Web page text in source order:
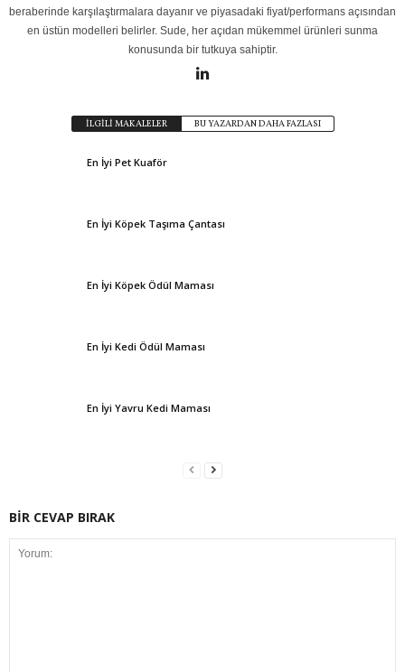
beraberinde karşılaştırmalara dayanır ve piyasadaki fiyat/performans açısından
en üstün modelleri belirler. Sude, her açıdan mükemmel ürünleri sunma
konusunda bir tutkuya sahiptir.
İLGİLİ MAKALELER BU YAZARDAN DAHA FAZLASI
En İyi Pet Kuaför
En İyi Köpek Taşıma Çantası
En İyi Köpek Ödül Maması
En İyi Kedi Ödül Maması
En İyi Yavru Kedi Maması
BİR CEVAP BIRAK